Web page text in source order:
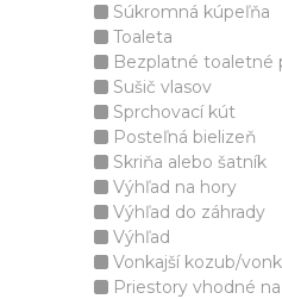
Súkromná kúpeľňa
Toaleta
Bezplatné toaletné
Sušič vlasov
Sprchovací kút
Posteľná bielizeň
Skriňa alebo šatník
Výhľad na hory
Výhľad do záhrady
Výhľad
Vonkajší kozub/
Priestory vhodné